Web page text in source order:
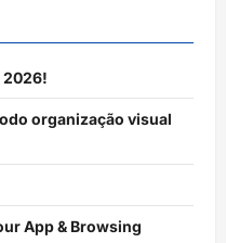
2026!
organização visual
App & Browsing